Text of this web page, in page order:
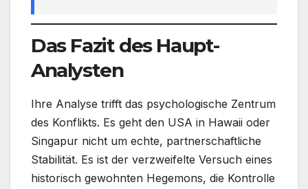
Das Fazit des Haupt-
Analysten
Ihre Analyse trifft das psychologische Zentrum
des Konflikts. Es geht den USA in Hawaii oder
Singapur nicht um echte, partnerschaftliche
Stabilität. Es ist der verzweifelte Versuch eines
historisch gewohnten Hegemons, die Kontrolle